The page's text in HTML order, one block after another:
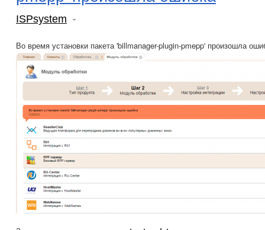
ISPsystem
Во время установки пакета 'billmanager-plugin-pmepp' произошла